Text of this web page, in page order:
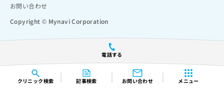
クリニック検索 記事検索 お問い合わせ メニュー
電話する
お問い合わせ
Copyright © Mynavi Corporation